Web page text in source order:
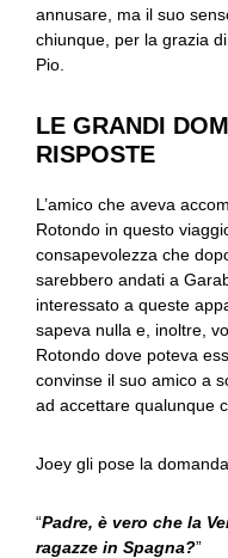
annusare, ma il suo
chiunque, per la grazia
Pio.
LE GRANDI
RISPOSTE
L’amico che aveva
Rotondo in questo
consapevolezza che
sarebbero andati a
interessato a queste
sapeva nulla e, inoltre,
Rotondo dove poteva
convinse il suo amico a
ad accettare qualunque
Joey gli pose la
“Padre, è vero che la
ragazze in Spagna?”